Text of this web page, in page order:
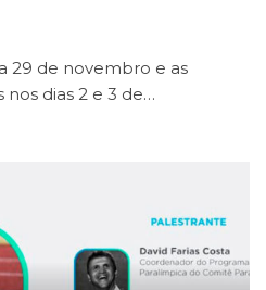
29 de novembro e as
nos dias 2 e 3 de…